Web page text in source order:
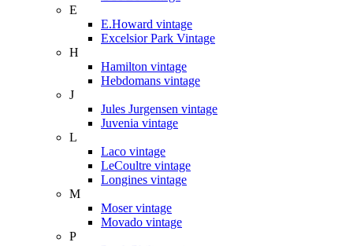
E
E.Howard vintage
Excelsior Park Vintage
H
Hamilton vintage
Hebdomans vintage
J
Jules Jurgensen vintage
Juvenia vintage
L
Laco vintage
LeCoultre vintage
Longines vintage
M
Moser vintage
Movado vintage
P